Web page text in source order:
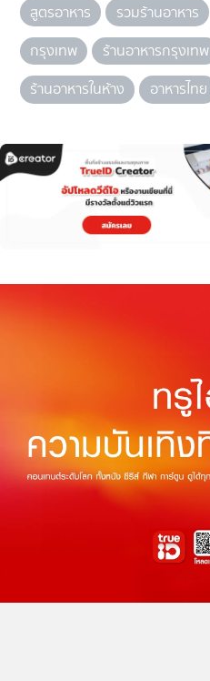
สูตรอาหาร รวมร้านอาหาร
กรุงเทพ
ร้านอาหารกรุงเทพ
ร้านอาหารในห้าง
อาหารไทย